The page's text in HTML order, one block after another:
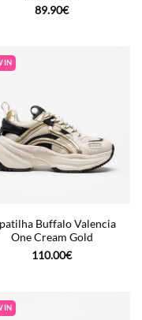
89.90€
IN
Buffalo Valencia
One Cream Gold
110.00€
IN